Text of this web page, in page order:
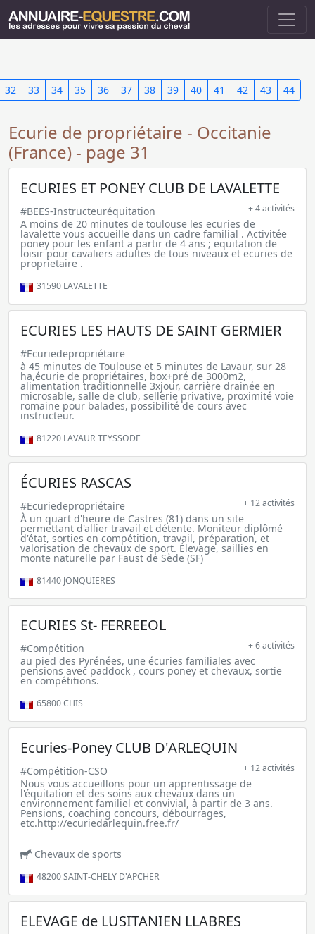
32 33 34 35 36 37 38 39 40 41 42 43 44
Ecurie de propriétaire - Occitanie
(France) - page 31
ECURIES ET PONEY CLUB DE LAVALETTE
#BEES-Instructeuréquitation + 4 activités
A moins de 20 minutes de toulouse les ecuries de
lavalette vous accueille dans un cadre familial . Activitée
poney pour les enfant a partir de 4 ans ; equitation de
loisir pour cavaliers adultes de tous niveaux et ecuries de
proprietaire .
31590 LAVALETTE
ECURIES LES HAUTS DE SAINT GERMIER
#Ecuriedepropriétaire
à 45 minutes de Toulouse et 5 minutes de Lavaur, sur 28
ha,écurie de propriétaires, box+pré de 3000m2,
alimentation traditionnelle 3xjour, carrière drainée en
microsable, salle de club, sellerie privative, proximité voie
romaine pour balades, possibilité de cours avec
instructeur.
81220 LAVAUR TEYSSODE
ÉCURIES RASCAS
#Ecuriedepropriétaire + 12 activités
À un quart d'heure de Castres (81) dans un site
permettant d'allier travail et détente. Moniteur diplômé
d'état, sorties en compétition, travail, préparation, et
valorisation de chevaux de sport. Élevage, saillies en
monte naturelle par Faust de Sède (SF)
81440 JONQUIERES
ECURIES St- FERREEOL
#Compétition + 6 activités
au pied des Pyrénées, une écuries familiales avec
pensions avec paddock , cours poney et chevaux, sortie
en compétitions.
65800CHIS
Ecuries-Poney CLUB D'ARLEQUIN
#Compétition-CSO + 12 activités
Nous vous accueillons pour un apprentissage de
l'équitation et des soins aux chevaux dans un
environnement familiel et convivial, à partir de 3 ans.
Pensions, coaching concours, débourrages,
etc.http://ecuriedarlequin.free.fr/
Chevaux de sports
48200SAINT-CHELY D'APCHER
ELEVAGE de LUSITANIEN LLABRES